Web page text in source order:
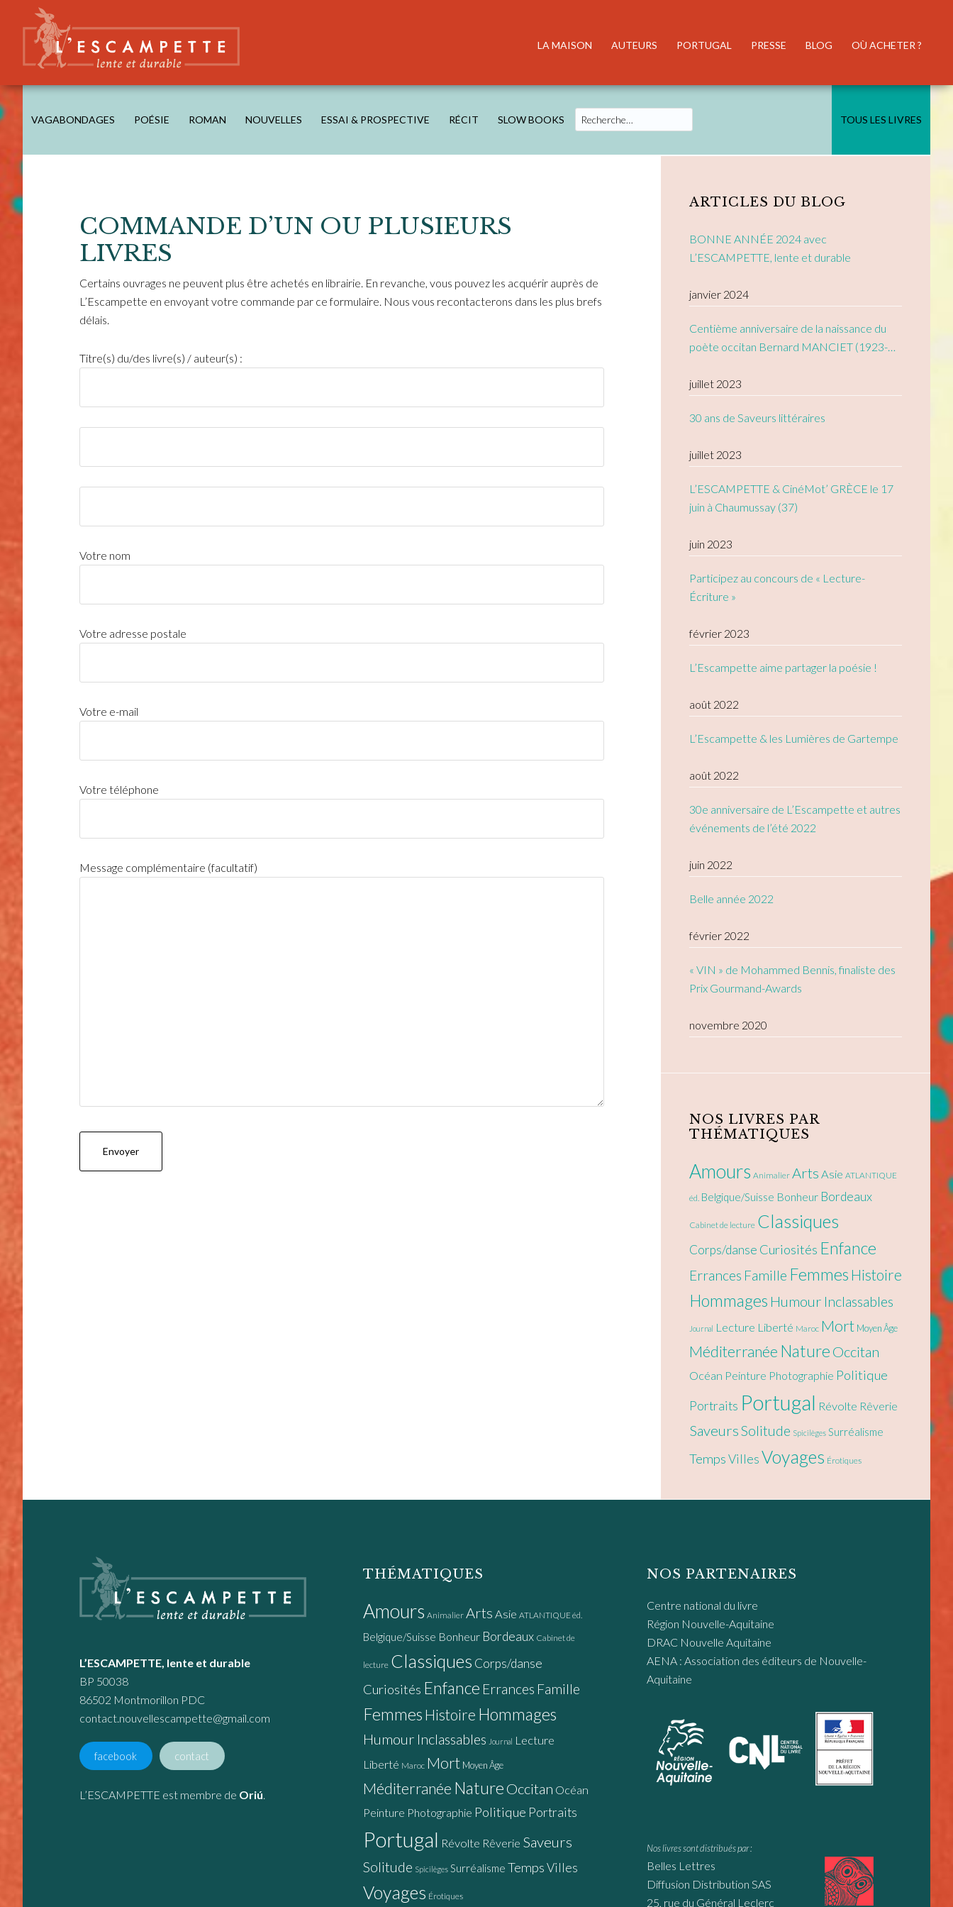
content
secondary
navigation
primary
sidebar
L'ESCAMPETTE
éditions lentes & durables
LA MAISON AUTEURS PORTUGAL PRESSE BLOG OÙ ACHETER ?
VAGABONDAGES POÉSIE ROMAN NOUVELLES ESSAI & PROSPECTIVE RÉCIT SLOW BOOKS
Search
TOUS LES LIVRES
COMMANDE D’UN OU PLUSIEURS
LIVRES
Certains ouvrages ne peuvent plus être achetés en librairie. En revanche, vous pouvez les acquérir auprès de
L’Escampette en envoyant votre commande par ce formulaire. Nous vous recontacterons dans les plus brefs
délais.
Titre(s) du/des livre(s) / auteur(s) :
Votre nom
Votre adresse postale
Votre e-mail
Votre téléphone
Message complémentaire (facultatif)
Sidebar
ARTICLES DU BLOG
BONNE ANNÉE 2024 avec
L’ESCAMPETTE, lente et durable
janvier 2024
Centième anniversaire de la naissance du
poète occitan Bernard MANCIET (1923-
juillet 2023
30 ans de Saveurs littéraires
juillet 2023
L’ESCAMPETTE & CinéMot’ GRÈCE le 17
juin à Chaumussay (37)
juin 2023
Participez au concours de « Lecture-
Écriture »
février 2023
L’Escampette aime partager la poésie !
août 2022
L’Escampette & les Lumières de Gartempe
août 2022
30e anniversaire de L’Escampette et autres
événements de l’été 2022
juin 2022
Belle année 2022
février 2022
« VIN » de Mohammed Bennis, finaliste des
Prix Gourmand-Awards
novembre 2020
NOS LIVRES PAR
THÉMATIQUES
Amours Animalier Arts Asie ATLANTIQUE
éd. Belgique/Suisse Bonheur Bordeaux
Cabinet de lecture Classiques
Corps/danse Curiosités Enfance
Errances Famille Femmes Histoire
Hommages Humour Inclassables
Journal Lecture Liberté Maroc Mort Moyen Âge
Méditerranée Nature Occitan
Océan Peinture Photographie Politique
Portraits Portugal Révolte Rêverie
SaveursSolitude Spicilèges Surréalisme
TempsVillesVoyages Érotiques
L’ESCAMPETTE, lente et durable
BP 50038
86502 Montmorillon PDC
contact.nouvellescampette@gmail.com
facebook contact
L’ESCAMPETTE est membre de Oriú.
THÉMATIQUES
Amours Animalier Arts Asie ATLANTIQUE éd.
Belgique/Suisse Bonheur Bordeaux Cabinet de
lecture Classiques Corps/danse
Curiosités Enfance Errances Famille
Femmes Histoire Hommages
Humour Inclassables Journal Lecture
Liberté Maroc Mort Moyen Âge
Méditerranée Nature Occitan Océan
Peinture Photographie Politique Portraits
Portugal Révolte Rêverie Saveurs
Solitude Spicilèges Surréalisme TempsVilles
Voyages Érotiques
NOS PARTENAIRES
Centre national du livre
Région Nouvelle-Aquitaine
DRAC Nouvelle Aquitaine
AENA : Association des éditeurs de Nouvelle-
Aquitaine
Nos livres sont distribués par :
Belles Lettres
Diffusion Distribution SAS
25, rue du Général Leclerc